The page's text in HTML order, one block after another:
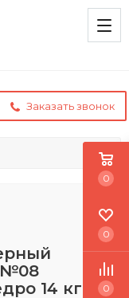
Заказать звонок
14 кг
0
0
0